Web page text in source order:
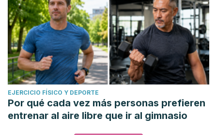
EJERCICIO FÍSICO Y DEPORTE
Por qué cada vez más personas prefieren
entrenar al aire libre que ir al gimnasio